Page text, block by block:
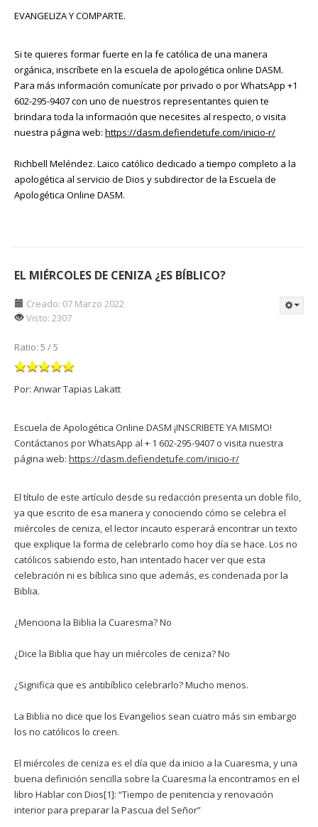
EVANGELIZA Y COMPARTE.
Si te quieres formar fuerte en la fe católica de una manera
orgánica, inscríbete en la escuela de apologética online DASM.
Para más información comunícate por privado o por WhatsApp +1
602-295-9407 con uno de nuestros representantes quien te
brindara toda la información que necesites al respecto, o visita
nuestra página web: https://dasm.defiendetufe.com/inicio-r/
Richbell Meléndez. Laico católico dedicado a tiempo completo a la
apologética al servicio de Dios y subdirector de la Escuela de
Apologética Online DASM.
EL MIÉRCOLES DE CENIZA ¿ES BÍBLICO?
Creado: 07 Marzo 2022
Visto: 2307
Ratio: 5 /5
Por: Anwar Tapias Lakatt
Escuela de Apologética Online DASM ¡INSCRIBETE YA MISMO!
Contáctanos por WhatsApp al + 1 602-295-9407 o visita nuestra
página web: https://dasm.defiendetufe.com/inicio-r/
El título de este artículo desde su redacción presenta un doble filo,
ya que escrito de esa manera y conociendo cómo se celebra el
miércoles de ceniza, el lector incauto esperará encontrar un texto
que explique la forma de celebrarlo como hoy día se hace. Los no
católicos sabiendo esto, han intentado hacer ver que esta
celebración ni es bíblica sino que además, es condenada por la
Biblia.
¿Menciona la Biblia la Cuaresma? No
¿Dice la Biblia que hay un miércoles de ceniza? No
¿Significa que es antibíblico celebrarlo? Mucho menos.
La Biblia no dice que los Evangelios sean cuatro más sin embargo
los no católicos lo creen.
El miércoles de ceniza es el día que da inicio a la Cuaresma, y una
buena definición sencilla sobre la Cuaresma la encontramos en el
libro Hablar con Dios[1]: “Tiempo de penitencia y renovación
interior para preparar la Pascua del Señor”